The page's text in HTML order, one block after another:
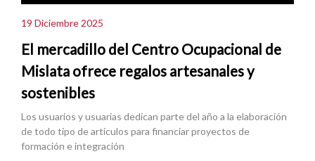
19 Diciembre 2025
El mercadillo del Centro Ocupacional de
Mislata ofrece regalos artesanales y
sostenibles
Los usuarios y usuarias dedican parte del año a la elaboración
de todo tipo de artículos para financiar proyectos de
formación e integración